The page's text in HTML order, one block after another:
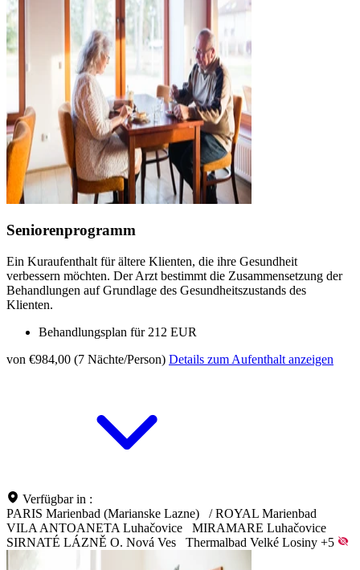
Seniorenprogramm
Ein Kuraufenthalt für ältere Klienten, die ihre Gesundheit
verbessern möchten. Der Arzt bestimmt die Zusammensetzung der
Behandlungen auf Grundlage des Gesundheitszustands des
Klienten.
Behandlungsplan für 212 EUR
von €984,00 (7 Nächte/Person) Details zum Aufenthalt anzeigen
Verfügbar in :
PARIS Marienbad (Marianske Lazne)
/ ROYAL Marienbad
VILA ANTOANETA Luhačovice
MIRAMARE Luhačovice
SIRNATÉ LÁZNĚ O. Nová Ves
Thermalbad Velké Losiny +5